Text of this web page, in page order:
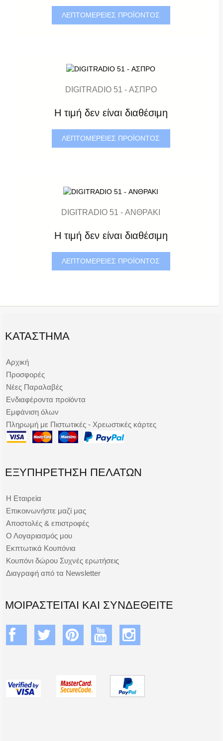
ΛΕΠΤΟΜΈΡΕΙΕΣ ΠΡΟΪΌΝΤΟΣ
DIGITRADIO 51 - ΑΣΠΡΟ
Η τιμή δεν είναι διαθέσιμη
ΛΕΠΤΟΜΈΡΕΙΕΣ ΠΡΟΪΌΝΤΟΣ
DIGITRADIO 51 - ΑΝΘΡΑΚΙ
Η τιμή δεν είναι διαθέσιμη
ΛΕΠΤΟΜΈΡΕΙΕΣ ΠΡΟΪΌΝΤΟΣ
ΚΑΤΆΣΤΗΜΑ
Αρχική
Προσφορές
Νέες Παραλαβές
Ενδιαφέροντα προϊόντα
Εμφάνιση όλων
Πληρωμή με Πιστωτικές - Χρεωστικές κάρτες
ΕΞΥΠΗΡΈΤΗΣΗ ΠΕΛΑΤΏΝ
Η Εταιρεία
Επικοινωνήστε μαζί μας
Αποστολές & επιστροφές
Ο Λογαριασμός μου
Εκπτωτικά Κουπόνια
Κουπόνι δώρου Συχνές ερωτήσεις
Διαγραφή από τα Newsletter
ΜΟΙΡΑΣΤΕΊΤΑΙ ΚΑΙ ΣΥΝΔΕΘΕΊΤΕ